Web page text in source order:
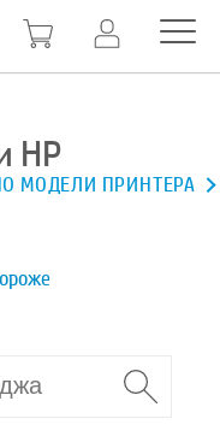
HP
МОДЕЛИ ПРИНТЕРА